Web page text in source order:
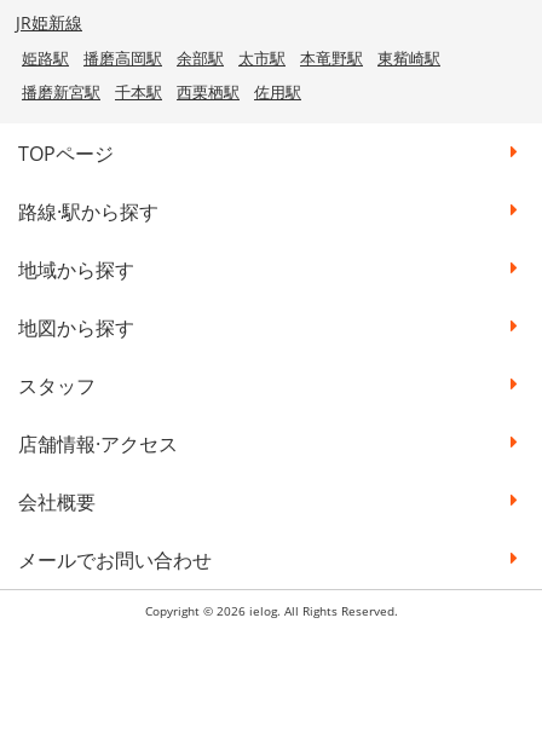
JR姫新線
姫路駅 播磨高岡駅 余部駅 太市駅 本竜野駅
東觜崎駅
播磨新宮駅
千本駅 西栗栖駅 佐用駅
TOPページ
路線·駅から探す
地域から探す
地図から探す
スタッフ
店舗情報·アクセス
会社概要
メールでお問い合わせ
Copyright © 2026 ielog. All Rights Reserved.